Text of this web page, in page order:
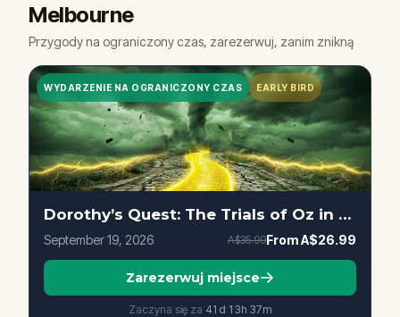
Melbourne
Przygody na ograniczony czas, zarezerwuj, zanim znikną
WYDARZENIE NA OGRANICZONY CZAS EARLY BIRD
Dorothy’s Quest: The Trials of Oz in Melbourne
September 19, 2026 A$35.99FromA$26.99
Zarezerwuj miejsce
Zaczyna się za 41d 13h 37m